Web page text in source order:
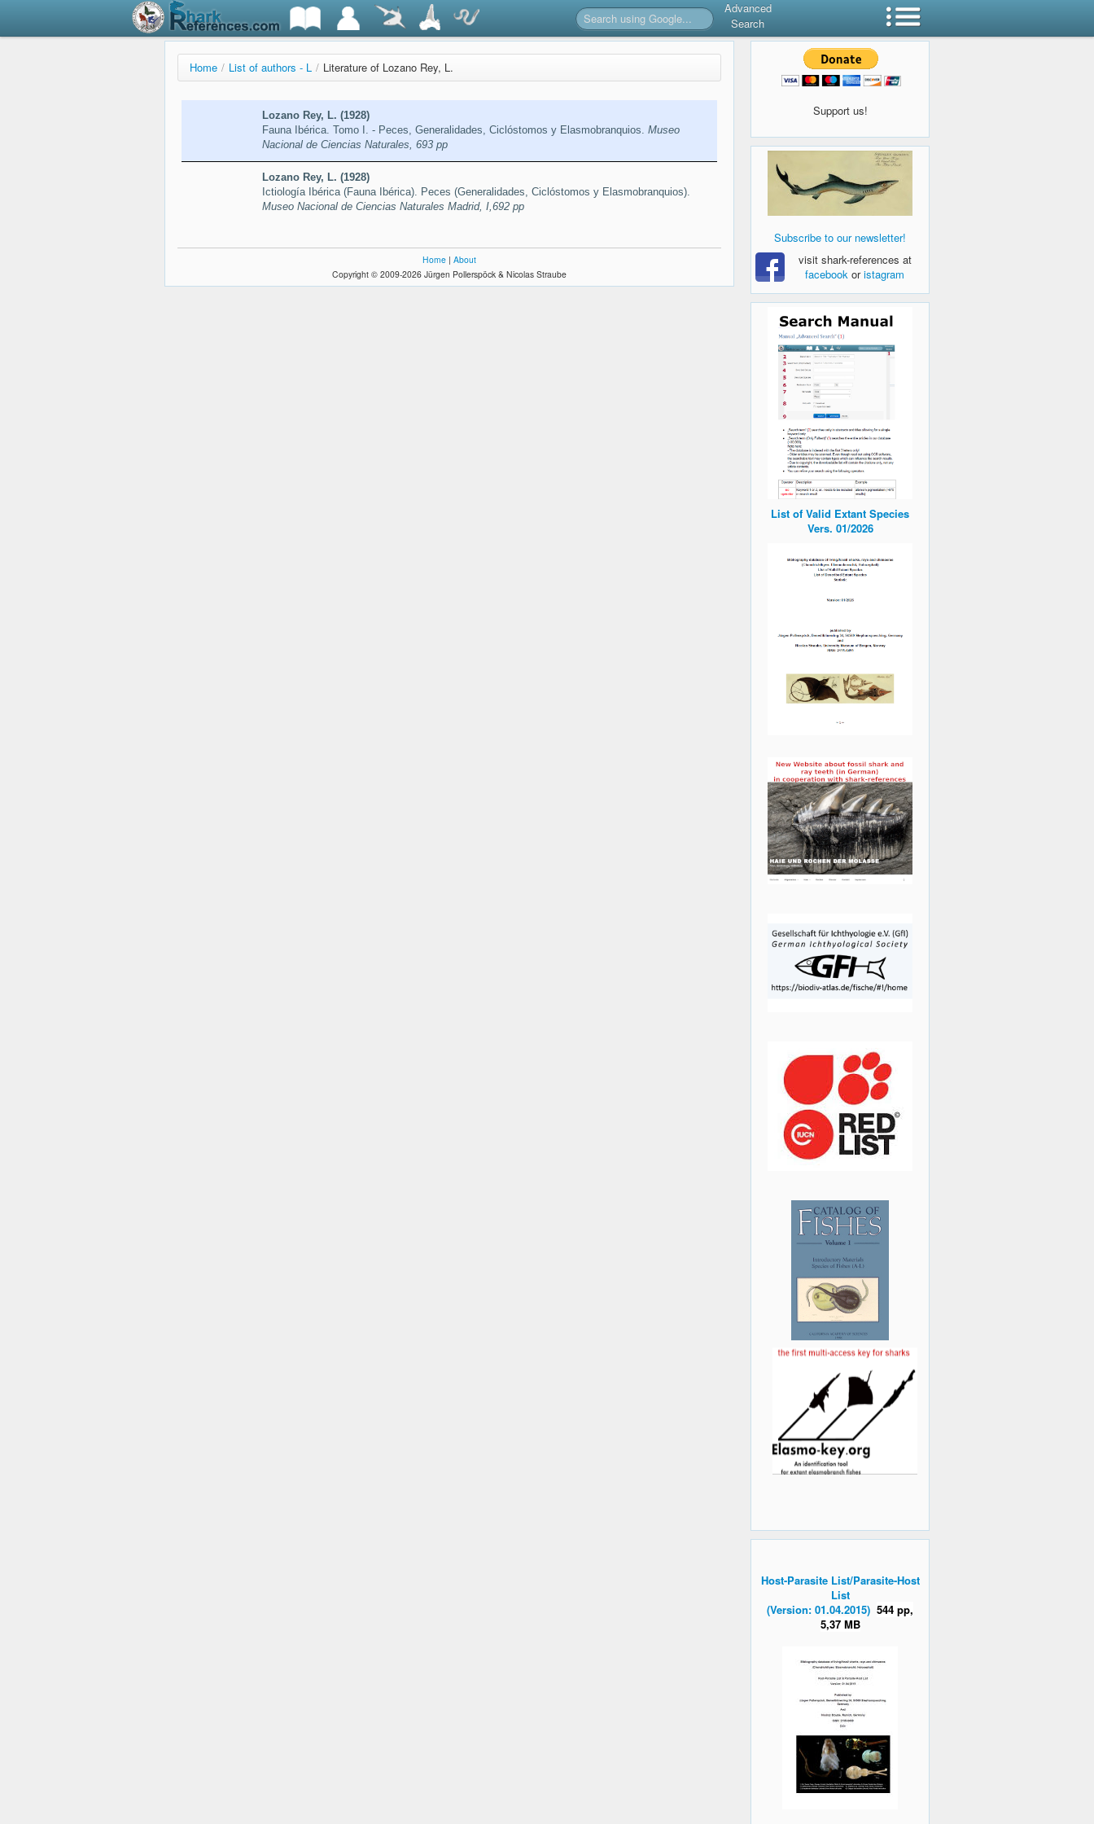
Advanced
Search
Home / List of authors - L / Literature of Lozano Rey, L.
Lozano Rey, L. (1928)
Fauna Ibérica. Tomo I. - Peces, Generalidades, Ciclóstomos y Elasmobranquios. Museo
Nacional de Ciencias Naturales, 693 pp
Lozano Rey, L. (1928)
Ictiología Ibérica (Fauna Ibérica). Peces (Generalidades, Ciclóstomos y Elasmobranquios).
Museo Nacional de Ciencias Naturales Madrid, I,692 pp
Home | About
Copyright © 2009-2026 Jürgen Pollerspöck & Nicolas Straube
Support us!
Subscribe to our newsletter!
visit shark-references at
facebook oristagram
List of Valid Extant Species
Vers. 01/2026
Host-Parasite List/Parasite-Host
List
(Version: 01.04.2015) 544 pp,
5,37 MB